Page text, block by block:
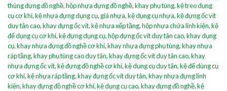
thùng đựng đồ nghề,hộp nhựa đựng đồ nghề,khay phụ tùng,kệ treo dụng
cụ cơ khí,kệ nhựa đựng dụng cụ, giá nhựa,kệ dụng cụ nhựa,kệ đựng ốc vít
duy tân cao,khay đựng ốc vít,kệ nhựa xếp tầng,hộp nhựa chứa linh kiện,kệ
để dụng cụ cơ khí,kệ đựng dụng cụ,hộp đựng ốc vít duy tân cao,khay dụng
cụ,khay nhựa đựng đồ nghề cơ khí,khay nhựa đựng phụ tùng,khay nhựa
ráp tầng,khay phụ tùng cao duy tân,khay đựng ốc vít duy tân cao,khay
nhựa đựng ốc vít,kệ đựng đồ nghề cơ khí,kệ dụng cụ duy tân,kệ để dùng cụ
cơ khí,kệ nhựa ráp tầng,khay đựng ốc vít duy tân,khay nhựa đựng linh
kiện,khay đựng đồ nghề cơ khí,kệ dụng cụ cao,khay đựng đồ nghề,kệ